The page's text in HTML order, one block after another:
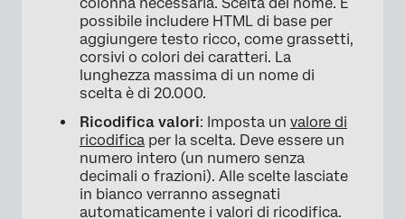
possibile includere HTML di base per
aggiungere testo ricco, come grassetti,
corsivi o colori dei caratteri. La
lunghezza massima di un nome di
scelta è di 20.000.
Ricodifica valori: Imposta un valore di
ricodifica per la scelta. Deve essere un
numero intero (un numero senza
decimali o frazioni). Alle scelte lasciate
in bianco verranno assegnati
automaticamente i valori di ricodifica.